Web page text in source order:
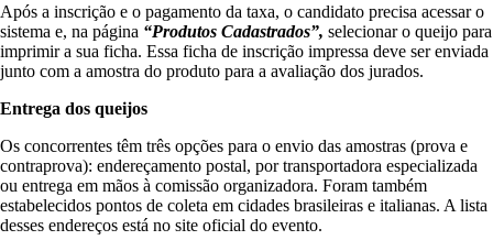
Após a inscrição e o pagamento da taxa, o candidato precisa acessar o
sistema e, na página “Produtos Cadastrados”, selecionar o queijo para
imprimir a sua ficha. Essa ficha de inscrição impressa deve ser enviada
junto com a amostra do produto para a avaliação dos jurados.
Entrega dos queijos
Os concorrentes têm três opções para o envio das amostras (prova e
contraprova): endereçamento postal, por transportadora especializada
ou entrega em mãos à comissão organizadora. Foram também
estabelecidos pontos de coleta em cidades brasileiras e italianas. A lista
desses endereços está no site oficial do evento.